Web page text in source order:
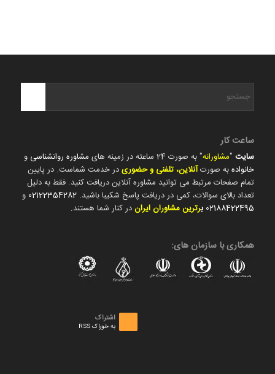
ساعت کار
سایت"مشاورانه" به صورت 24 ساعته در زمینه های مشاوره روانشناسی و
خانوادهبه صورتآنلاین، تلفنی و حضوریدر خدمت شماست. در پایین
تمام صفحات مرتبط می توانید مشاوره آنلاین دریافت کنید. فقط به دلیل
تعداد بالای سوالات، کمی در دریافت پاسخ شکیبا باشید. 02122354282 و
02188422495 برترین مشاوران ایراندر کنار شما هستند.
همکاری با سازمان های:
اشتراک
به خوراک RSS